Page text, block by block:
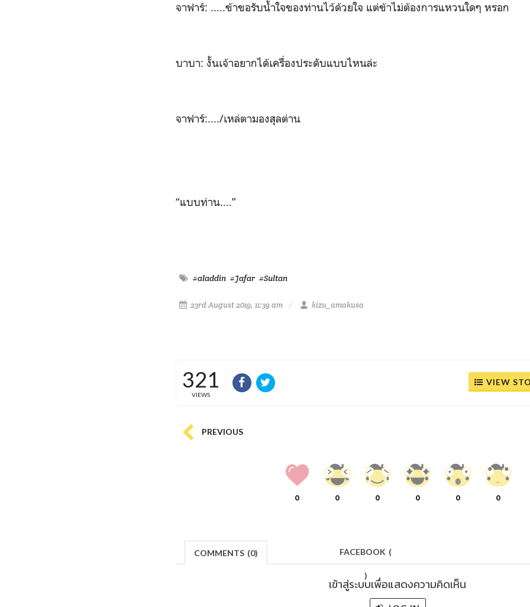
จาฟาร์: .....ข้าขอรับน้ำใจของท่านไว้ด้วยใจ แต่ข้าไม่ต้องการแหวนใดๆ หรอก
บาบา: งั้นเจ้าอยากได้เครื่องประดับแบบไหนล่ะ
จาฟาร์:..../เหล่ตามองสุลต่าน
“แบบท่าน....”
#aladdin #Jafar #Sultan
23rd August 2019, 11:39 am kizu_amakusa
321
VIEWS
VIEW
PREVIOUS
0 0 0 0 0 0
COMMENTS (0) FACEBOOK (
)
เข้าสู่ระบบเพื่อแสดงความคิดเห็น